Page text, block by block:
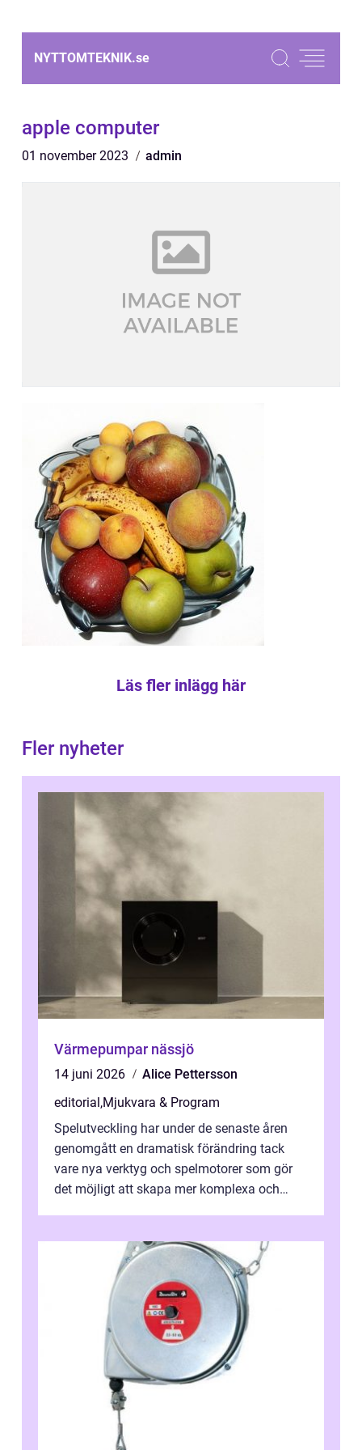
NYTTOMTEKNIK.se
apple computer
01 november 2023 admin
Läs fler inlägg här
Fler nyheter
Värmepumpar nässjö
14 juni 2026
Alice Pettersson
editorial,Mjukvara & Program
Spelutveckling har under de senaste åren
genomgått en dramatisk förändring tack
vare nya verktyg och spelmotorer som gör
det möjligt att skapa mer komplexa och